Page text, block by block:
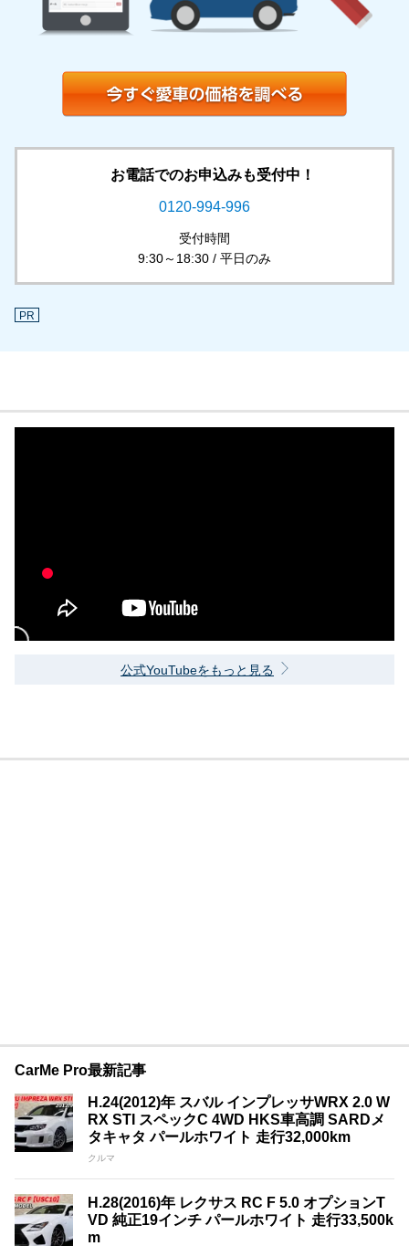
お電話でのお申込みも受付中！
0120-994-996
受付時間
9:30～18:30 / 平日のみ
PR
公式YouTubeをもっと見る
CarMe Pro最新記事
H.24(2012)年 スバル インプレッサWRX 2.0 W
RX STI スペックC 4WD HKS車高調 SARDメ
タキャタ パールホワイト 走行32,000km
クルマ
H.28(2016)年 レクサス RC F 5.0 オプションT
VD 純正19インチ パールホワイト 走行33,500k
m